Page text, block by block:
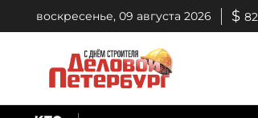
воскресенье, 09 августа 2026 $